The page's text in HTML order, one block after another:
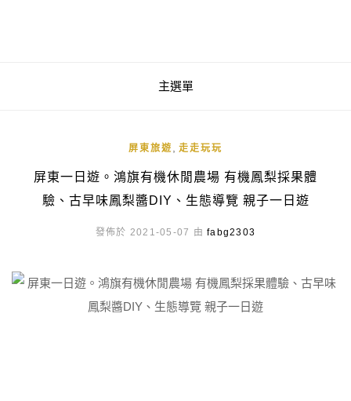
主選單
屏東旅遊 走走玩玩
屏東一日遊。鴻旗有機休閒農場 有機鳳梨採果體
驗、古早味鳳梨醬DIY、生態導覽 親子一日遊
發佈於 2021-05-07 由fabg2303